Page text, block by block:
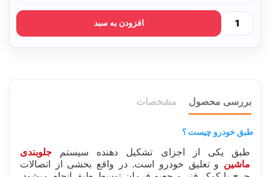
افزودن به سبد
بررسی محصول مشخصات
طبق خودرو چیست ؟
طبق یکی از اجزای تشکیل دهنده سیستم جلوبندی
ماشین و تعلیق خودرو است. در واقع بخشی از اتصالات